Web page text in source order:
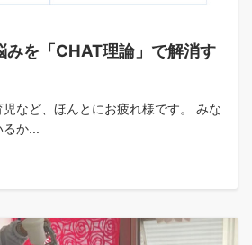
みを「CHAT理論」で解消す
など、ほんとにお疲れ様です。 みな
るか...